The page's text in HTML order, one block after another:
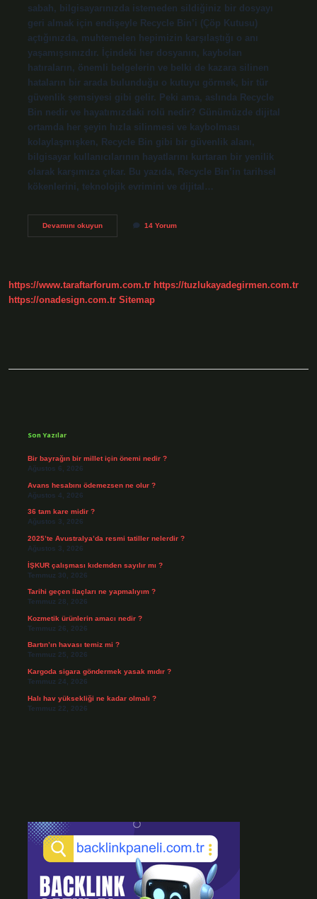
sabah, bilgisayarınızda istemeden sildiğiniz bir dosyayı
geri almak için endişeyle Recycle Bin’i (Çöp Kutusu)
açtığınızda, muhtemelen hepimizin karşılaştığı o anı
yaşamışsınızdır. İçindeki her dosyanın, kaybolan
hatıraların, önemli belgelerin ve belki de kazara silinen
hataların bir arada bulunduğu o kutuyu görmek, bir tür
güvenlik şemsiyesi gibi gelir. Peki ama, aslında Recycle
Bin nedir ve hayatımızdaki rolü nedir? Günümüzde dijital
ortamda her şeyin hızla silinmesi ve kaybolması
kolaylaşmışken, Recycle Bin gibi bir güvenlik alanı,
bilgisayar kullanıcılarının hayatlarını kurtaran bir yenilik
olarak karşımıza çıkar. Bu yazıda, Recycle Bin’in tarihsel
kökenlerini, teknolojik evrimini ve dijital…
Devamını okuyunRecycle
14 Yorum
https://www.taraftarforum.com.tr https://tuzlukayadegirmen.com.tr
https://onadesign.com.tr Sitemap
Son Yazılar
Bir bayrağın bir millet için önemi nedir ?
Ağustos 6, 2026
Avans hesabını ödemezsen ne olur ?
Ağustos 4, 2026
36 tam kare midir ?
Ağustos 3, 2026
2025’te Avustralya’da resmi tatiller nelerdir ?
Ağustos 3, 2026
İŞKUR çalışması kıdemden sayılır mı ?
Temmuz 30, 2026
Tarihi geçen ilaçları ne yapmalıyım ?
Temmuz 28, 2026
Kozmetik ürünlerin amacı nedir ?
Temmuz 26, 2026
Bartın’ın havası temiz mi ?
Temmuz 25, 2026
Kargoda sigara göndermek yasak mıdır ?
Temmuz 24, 2026
Halı hav yüksekliği ne kadar olmalı ?
Temmuz 22, 2026